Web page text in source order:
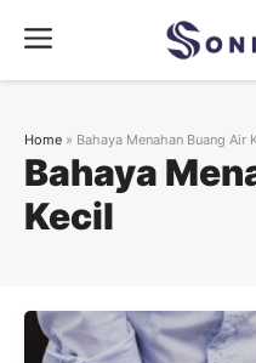
content
Menu
Bahaya
Kecil
Home » Bahaya Menahan Buang Air